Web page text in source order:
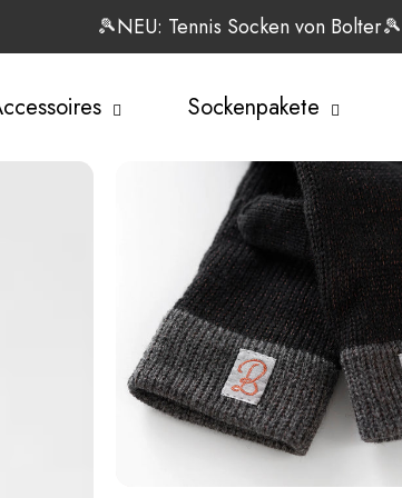
🎾NEU: Tennis Socken von Bolter🎾
Sockenpakete